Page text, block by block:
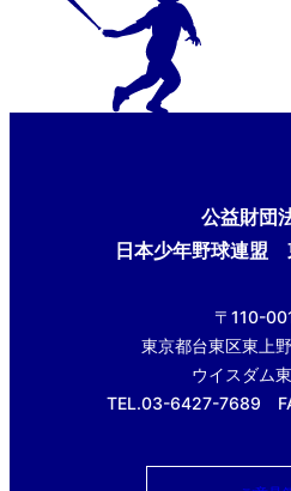
公益財団
日本少年野球連盟
〒110-
東京都台東区東上
ウイスダム
TEL.03-6427-7689